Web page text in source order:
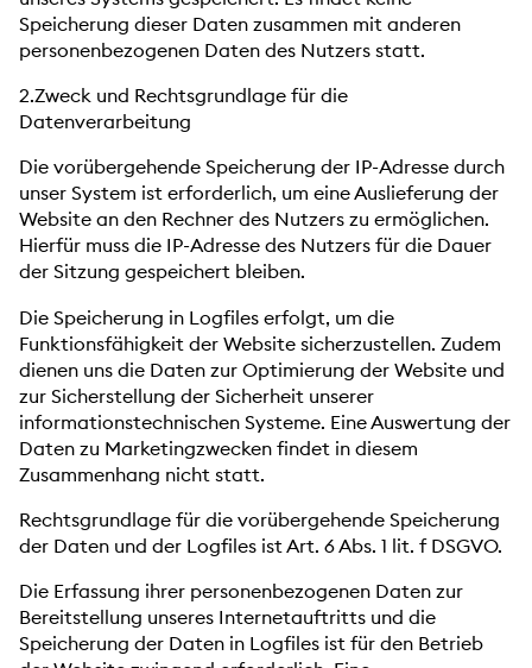
Speicherung dieser Daten zusammen mit anderen
personenbezogenen Daten des Nutzers statt.
2.Zweck und Rechtsgrundlage für die
Datenverarbeitung
Die vorübergehende Speicherung der IP-Adresse durch
unser System ist erforderlich, um eine Auslieferung der
Website an den Rechner des Nutzers zu ermöglichen.
Hierfür muss die IP-Adresse des Nutzers für die Dauer
der Sitzung gespeichert bleiben.
Die Speicherung in Logfiles erfolgt, um die
Funktionsfähigkeit der Website sicherzustellen. Zudem
dienen uns die Daten zur Optimierung der Website und
zur Sicherstellung der Sicherheit unserer
informationstechnischen Systeme. Eine Auswertung der
Daten zu Marketingzwecken findet in diesem
Zusammenhang nicht statt.
Rechtsgrundlage für die vorübergehende Speicherung
der Daten und der Logfiles ist Art. 6 Abs. 1 lit. f DSGVO.
Die Erfassung ihrer personenbezogenen Daten zur
Bereitstellung unseres Internetauftritts und die
Speicherung der Daten in Logfiles ist für den Betrieb